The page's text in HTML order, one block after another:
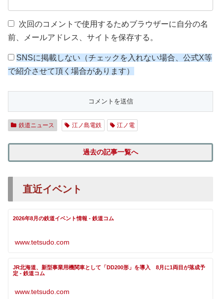
次回のコメントで使用するためブラウザーに自分の名
前、メールアドレス、サイトを保存する。
SNSに掲載しない（チェックを入れない場合、公式X等
で紹介させて頂く場合があります）
鉄道ニュース 江ノ島電鉄 江ノ電
過去の記事一覧へ
直近イベント
2026年8月の鉄道イベント情報 - 鉄道コム
www.tetsudo.com
JR北海道、新型事業用機関車として「DD200形」を導入 8月に1両目が落成予
定 - 鉄道コム
www.tetsudo.com